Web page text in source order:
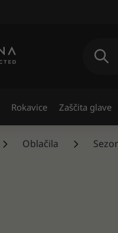
Rokavice Zaščita glave
Oblačila